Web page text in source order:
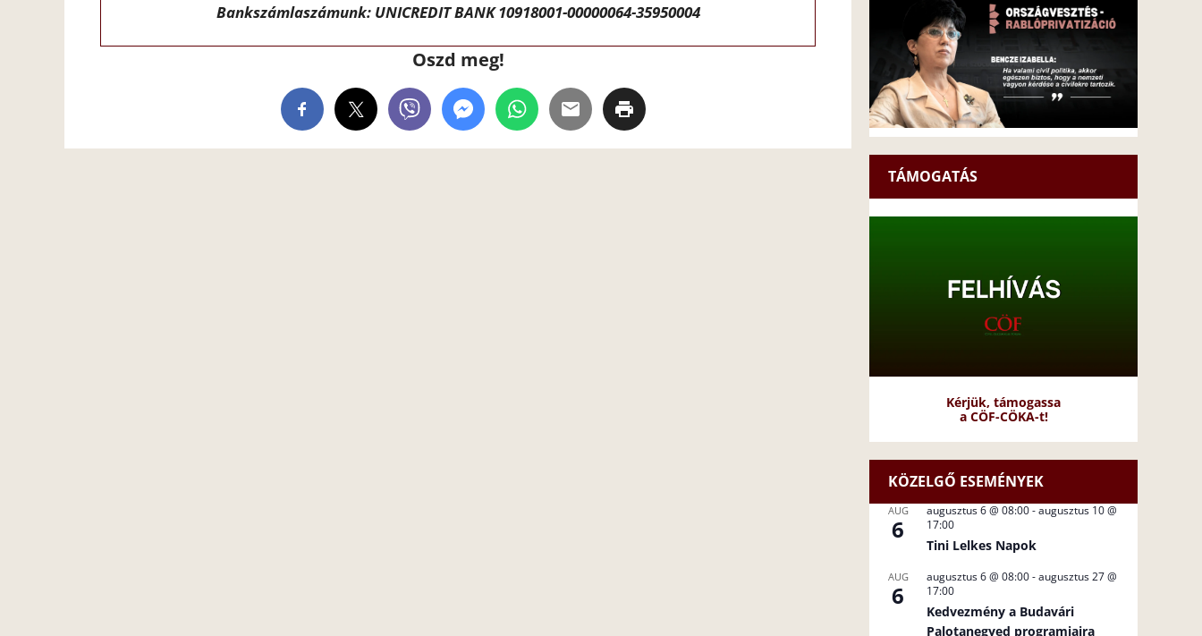
Bankszámlaszámunk: UNICREDIT BANK 10918001-00000064-35950004
Oszd meg!
TÁMOGATÁS
Kérjük, támogassa
a CÖF-CÖKA-t!
KÖZELGŐ ESEMÉNYEK
AUG
6
augusztus 6 @ 08:00-augusztus 10 @
17:00
Tini Lelkes Napok
AUG
6
augusztus 6 @ 08:00-augusztus 27 @
17:00
Kedvezmény a Budavári
Palotanegyed programjaira